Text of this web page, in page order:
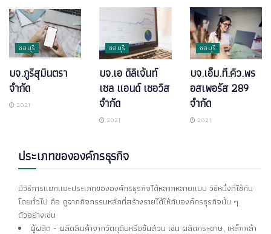
ชลบุรี
บจ.ภูริสุมินตรา
จำกัด
2021
ชลบุรี
บจ.เอ ดิลิเจ้นท์
เซล แอนด์ เซอวิส
จำกัด
2021
ชลบุรี
บจ.เอ็ม.ที.คิว.พร
อสเพอรัส 289
จำกัด
2021
ประเภทขององค์กรธุรกิจ
มีวิธีการแยกแยะประเภทขององค์กรธุรกิจได้หลากหลายแบบ วิธีหนึ่งที่ใช้กัน
โดยทั่วไป คือ ดูจากกิจกรรมหลักที่สร้างรายได้ให้กับองค์กรธุรกิจนั้น ๆ
ตัวอย่างเช่น
ผู้ผลิต - ผลิตสินค้าจากวัตถุดิบหรือชิ้นส่วน เช่น ผลิตกระดาษ, เหล็กกล้า